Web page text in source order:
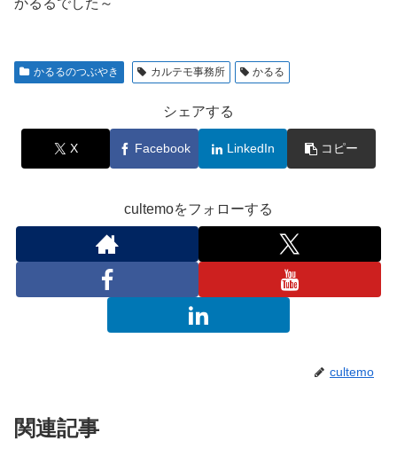
かるるでした～
かるるのつぶやき カルテモ事務所 かるる
シェアする
X Facebook LinkedIn コピー
cultemoをフォローする
cultemo
関連記事